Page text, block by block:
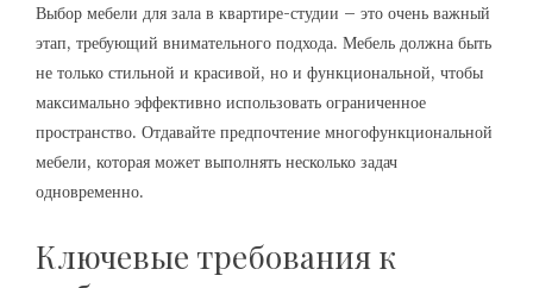
Выбор мебели для зала в квартире-студии – это очень важный
этап, требующий внимательного подхода. Мебель должна быть
не только стильной и красивой, но и функциональной, чтобы
максимально эффективно использовать ограниченное
пространство. Отдавайте предпочтение многофункциональной
мебели, которая может выполнять несколько задач
одновременно.
Ключевые требования к